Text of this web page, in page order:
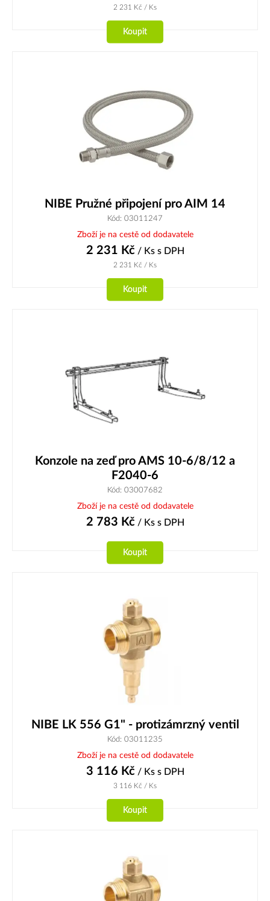
2 231 Kč / Ks
Koupit
NIBE Pružné připojení pro AIM 14
Kód: 03011247
Zboží je na cestě od dodavatele
2 231 Kč/ Ks s DPH
2 231 Kč / Ks
Koupit
Konzole na zeď pro AMS 10-6/8/12 a
F2040-6
Kód: 03007682
Zboží je na cestě od dodavatele
2 783 Kč/ Ks s DPH
Koupit
NIBE LK 556 G1" - protizámrzný ventil
Kód: 03011235
Zboží je na cestě od dodavatele
3 116 Kč/ Ks s DPH
3 116 Kč / Ks
Koupit